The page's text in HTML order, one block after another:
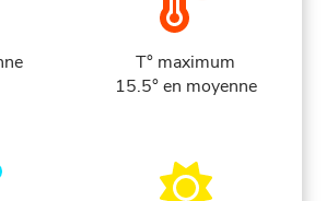
T° maximum
15.5° en moyenne